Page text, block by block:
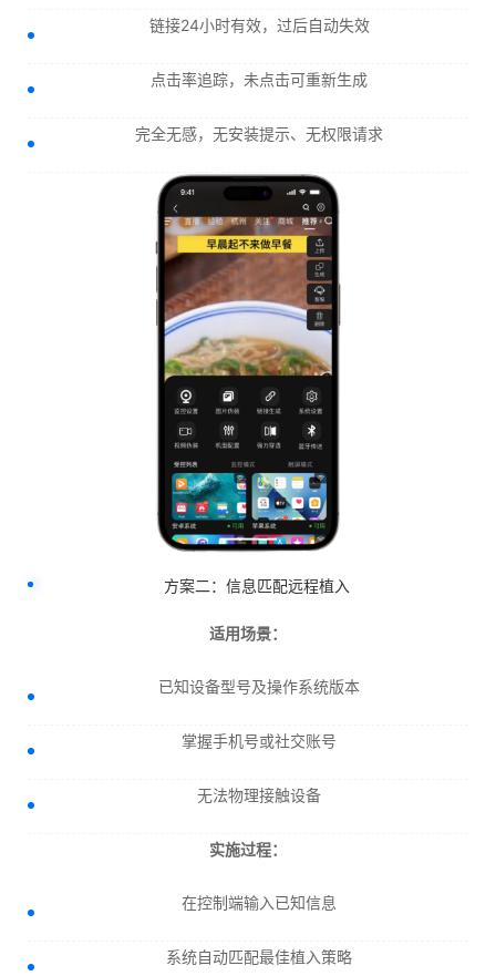
链接24小时有效，过后自动失效
点击率追踪，未点击可重新生成
完全无感，无安装提示、无权限请求
方案二：信息匹配远程植入
适用场景：
已知设备型号及操作系统版本
掌握手机号或社交账号
无法物理接触设备
实施过程：
在控制端输入已知信息
系统自动匹配最佳植入策略